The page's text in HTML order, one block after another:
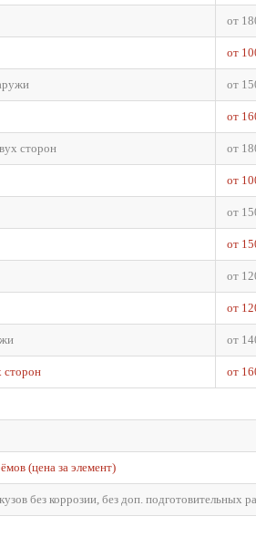
от
от
от
от
сторон от
от
от
от
от
от
от
сторон от
(цена за элемент)
без коррозии, без доп. подготовительных